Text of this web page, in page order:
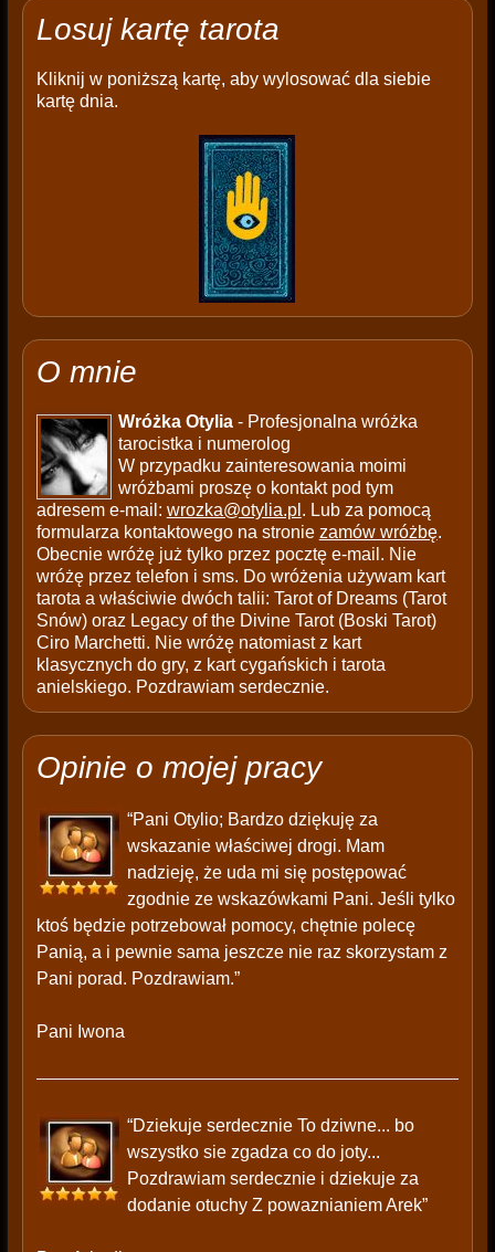
Losuj kartę tarota
Kliknij w poniższą kartę, aby wylosować dla siebie
kartę dnia.
O mnie
Wróżka Otylia- Profesjonalna wróżka
tarocistka i numerolog
W przypadku zainteresowania moimi
wróżbami proszę o kontakt pod tym
adresem e-mail: wrozka@otylia.pl . Lub za pomocą
formularza kontaktowego na stronie zamów wróżbę.
Obecnie wróżę już tylko przez pocztę e-mail. Nie
wróżę przez telefon i sms. Do wróżenia używam kart
tarota a właściwie dwóch talii: Tarot of Dreams (Tarot
Snów) oraz Legacy of the Divine Tarot (Boski Tarot)
Ciro Marchetti. Nie wróżę natomiast z kart
klasycznych do gry, z kart cygańskich i tarota
anielskiego. Pozdrawiam serdecznie.
Opinie o mojej pracy
“Pani Otylio; Bardzo dziękuję za
wskazanie właściwej drogi. Mam
nadzieję, że uda mi się postępować
zgodnie ze wskazówkami Pani. Jeśli tylko
ktoś będzie potrzebował pomocy, chętnie polecę
Panią, a i pewnie sama jeszcze nie raz skorzystam z
Pani porad. Pozdrawiam.”
Pani Iwona
“Dziekuje serdecznie To dziwne... bo
wszystko sie zgadza co do joty...
Pozdrawiam serdecznie i dziekuje za
dodanie otuchy Z powaznianiem Arek”